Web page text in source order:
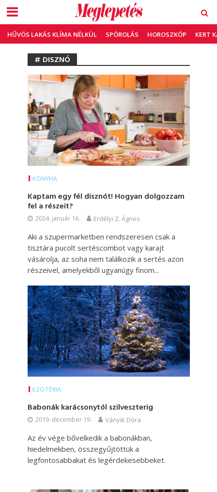
HŰVÖS LAKÁS KLÍMA NÉLKÜL SPÓROLÁS HOROSZKÓP KERT
# DISZNÓ
KONYHA
Kaptam egy fél disznót! Hogyan dolgozzam
fel a részeit?
2024. január 16. Erdélyi Z. Ágnes
Aki a szupermarketben rendszeresen csak a
tisztára pucolt sertéscombot vagy karajt
vásárolja, az soha nem találkozik a sertés azon
részeivel, amelyekből ugyanúgy finom...
EZOTÉRIA
Babonák karácsonytól szilveszterig
2019. december 19. Ványik Dóra
Az év vége bővelkedik a babonákban,
hiedelmekben, összegyűjtöttük a
legfontosabbakat és legérdekesebbeket.